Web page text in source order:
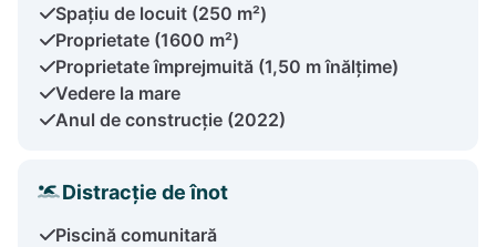
Spațiu de locuit (250 m²)
Proprietate (1600 m²)
Proprietate împrejmuită (1,50 m înălțime)
Vedere la mare
Anul de construcție (2022)
Distracție de înot
Piscină comunitară